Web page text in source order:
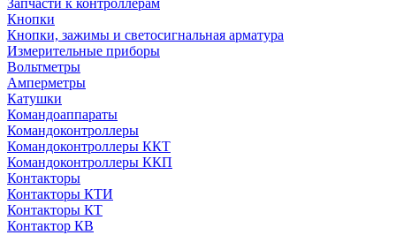
Запчасти к контроллерам
Кнопки
Кнопки, зажимы и светосигнальная арматура
Измерительные приборы
Вольтметры
Амперметры
Катушки
Командоаппараты
Командоконтроллеры
Командоконтроллеры ККТ
Командоконтроллеры ККП
Контакторы
Контакторы КТИ
Контакторы КТ
Контактор КВ